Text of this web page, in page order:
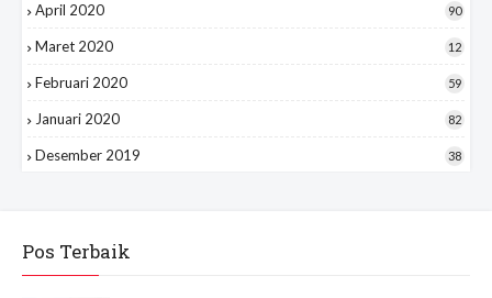
April 2020 90
Maret 2020 12
Februari 2020 59
Januari 2020 82
Desember 2019 38
Pos Terbaik